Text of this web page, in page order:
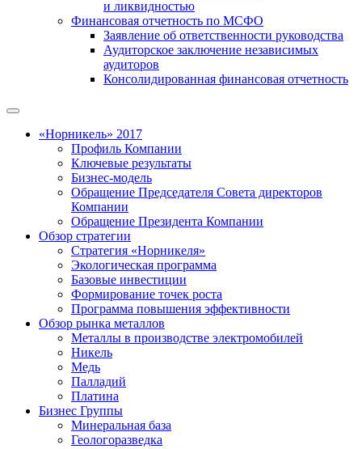
и ликвидностью
Финансовая отчетность по МСФО
Заявление об ответственности руководства
Аудиторское заключение независимых
аудиторов
Консолидированная финансовая отчетность
«Норникель» 2017
Профиль Компании
Ключевые результаты
Бизнес-модель
Обращение Председателя Совета директоров
Компании
Обращение Президента Компании
Обзор стратегии
Стратегия «Норникеля»
Экологическая программа
Базовые инвестиции
Формирование точек роста
Программа повышения эффективности
Обзор рынка металлов
Металлы в производстве электромобилей
Никель
Медь
Палладий
Платина
Бизнес Группы
Минеральная база
Геологоразведка